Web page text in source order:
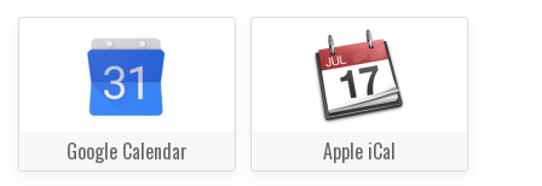
Google Calendar Apple iCal